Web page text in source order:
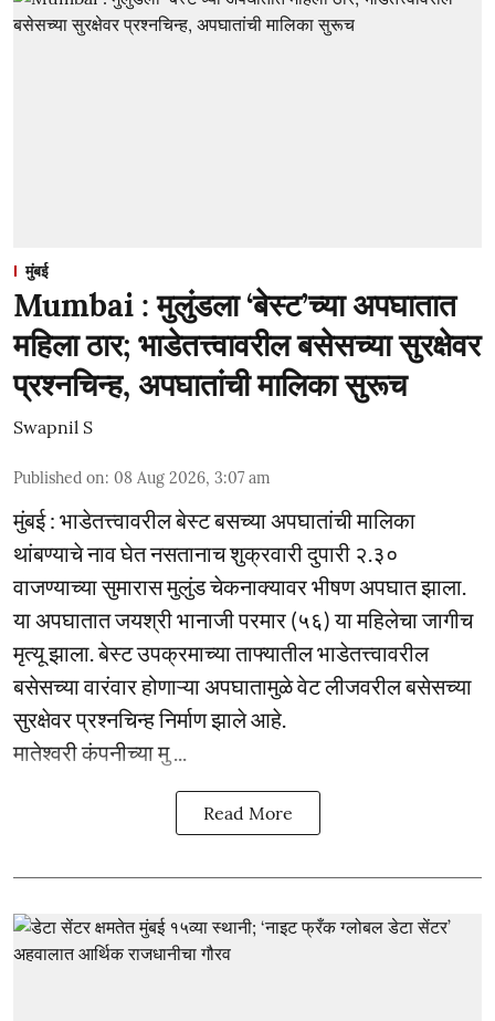
मुंबई
Mumbai : मुलुंडला ‘बेस्ट’च्या अपघातात
महिला ठार; भाडेतत्त्वावरील बसेसच्या सुरक्षेवर
प्रश्नचिन्ह, अपघातांची मालिका सुरूच
Swapnil S
Published on: 08 Aug 2026, 3:07 am
मुंबई : भाडेतत्त्वावरील बेस्ट बसच्या अपघातांची मालिका
थांबण्याचे नाव घेत नसतानाच शुक्रवारी दुपारी २.३०
वाजण्याच्या सुमारास मुलुंड चेकनाक्यावर भीषण अपघात झाला.
या अपघातात जयश्री भानाजी परमार (५६) या महिलेचा जागीच
मृत्यू झाला. बेस्ट उपक्रमाच्या ताफ्यातील भाडेतत्त्वावरील
बसेसच्या वारंवार होणाऱ्या अपघातामुळे वेट लीजवरील बसेसच्या
सुरक्षेवर प्रश्नचिन्ह निर्माण झाले आहे.
मातेश्वरी कंपनीच्या मु ...
Read More